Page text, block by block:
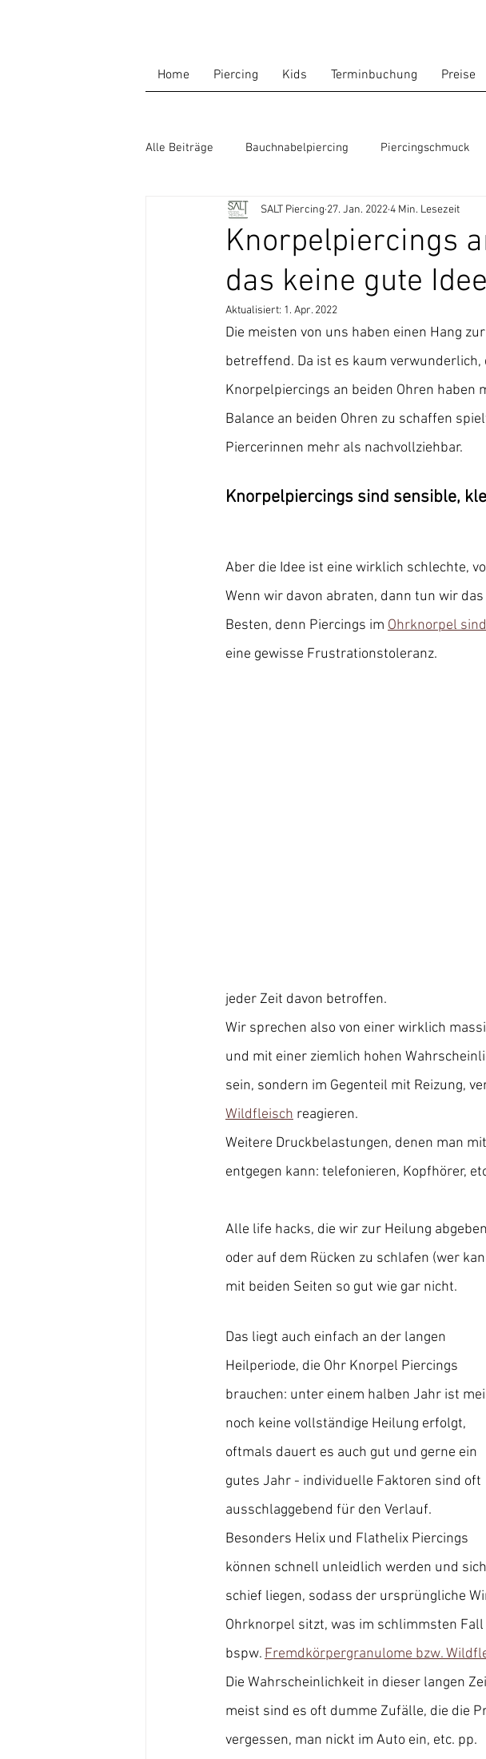
Home Piercing Kids Terminbuchung Preise
Alle Beiträge Bauchnabelpiercing Piercingschmuck
Multiple Piercings Innengewinde Außengewinde
Kopfhörer
Knorpelpiercings
das keine gute
SALT Piercing 27. Jan. 20224 Min. Lesezeit
Aktualisiert: 1. Apr. 2022
Die meisten von uns haben einen Hang
betreffend. Da ist es kaum
Knorpelpiercings an beiden Ohren haben
Balance an beiden Ohren zu schaffen
Piercerinnen mehr als nachvollziehbar.
Knorpelpiercings sind sensible,
Aber die Idee ist eine wirklich schlechte,
Wenn wir davon abraten, dann tun wir
Besten, denn Piercings im Ohrknorpel
eine gewisse Frustrationstoleranz.
jeder Zeit davon betroffen.
Wir sprechen also von einer wirklich
und mit einer ziemlich hohen
sein, sondern im Gegenteil mit Reizung,
Wildfleisch reagieren.
Weitere Druckbelastungen, denen man
entgegen kann: telefonieren, Kopfhörer,
Alle life hacks, die wir zur Heilung
oder auf dem Rücken zu schlafen (wer
mit beiden Seiten so gut wie gar nicht.
Das liegt auch einfach an der langen
Heilperiode, die Ohr Knorpel Piercings
brauchen: unter einem halben Jahr ist
noch keine vollständige Heilung erfolgt,
oftmals dauert es auch gut und gerne ein
gutes Jahr - individuelle Faktoren sind oft
ausschlaggebend für den Verlauf.
Besonders Helix und Flathelix Piercings
können schnell unleidlich werden und sich
schief liegen, sodass der ursprüngliche
Ohrknorpel sitzt, was im schlimmsten
bspw. Fremdkörpergranulome bzw.
Die Wahrscheinlichkeit in dieser langen
meist sind es oft dumme Zufälle, die die
vergessen, man nickt im Auto ein, etc. pp.